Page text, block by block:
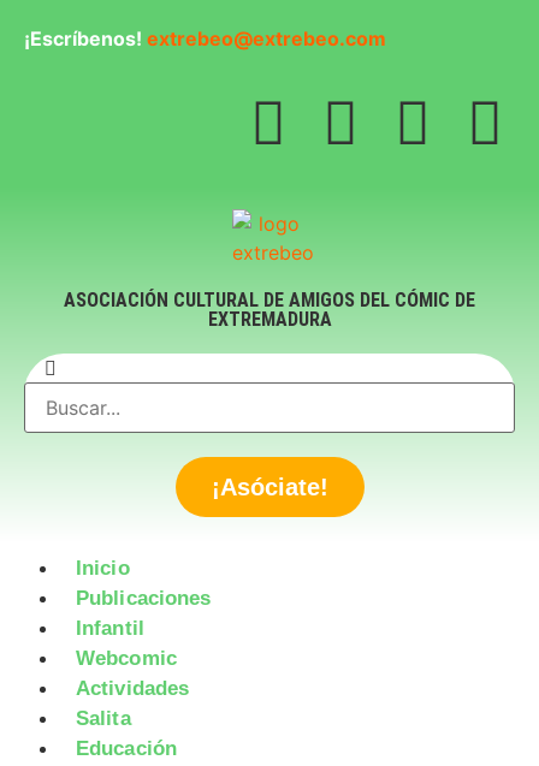
¡Escríbenos! extrebeo@extrebeo.com
ASOCIACIÓN CULTURAL DE AMIGOS DEL CÓMIC DE
EXTREMADURA
¡Asóciate!
Inicio
Publicaciones
Infantil
Webcomic
Actividades
Salita
Educación